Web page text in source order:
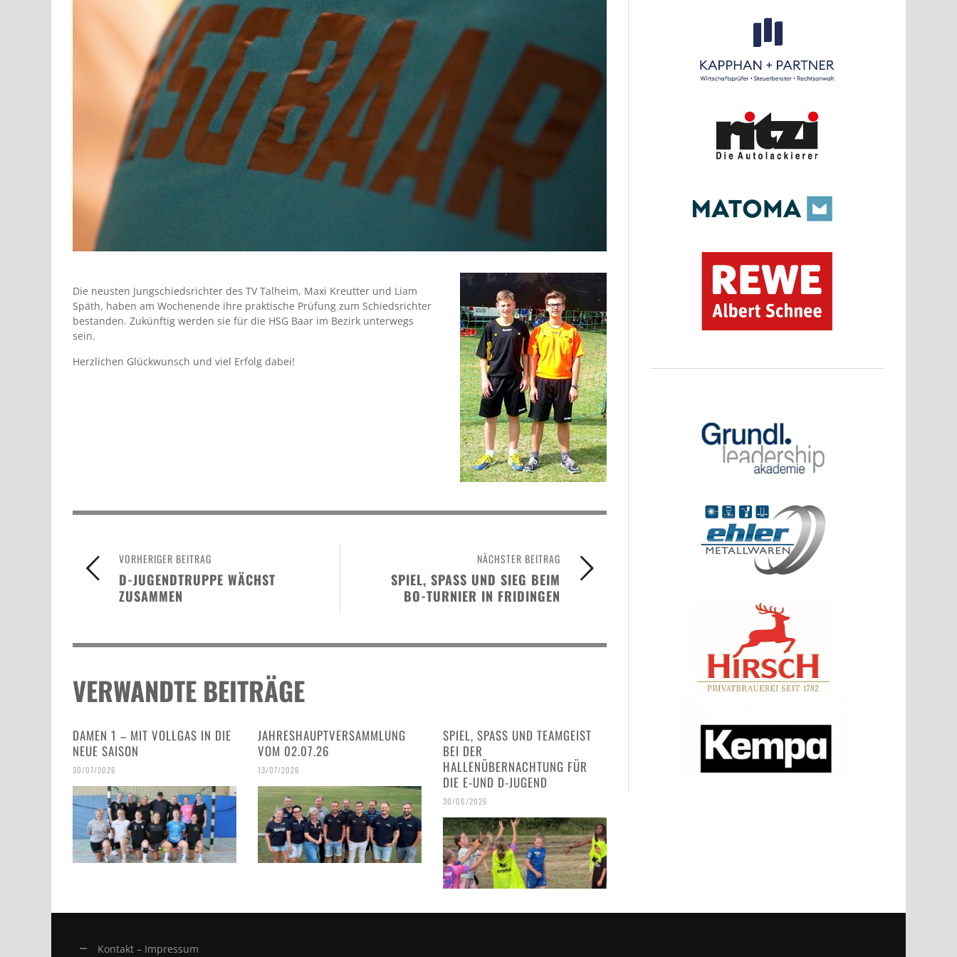
Die neusten Jungschiedsrichter des TV Talheim, Maxi Kreutter und Liam
Späth, haben am Wochenende ihre praktische Prüfung zum Schiedsrichter
bestanden. Zukünftig werden sie für die HSG Baar im Bezirk unterwegs
sein.
Herzlichen Glückwunsch und viel Erfolg dabei!
NÄCHSTER BEITRAG
SPIEL, SPASS UND SIEG BEIM B
O-TURNIER IN FRIDINGEN
VORHERIGER BEITRAG
D-JUGENDTRUPPE WÄCHST
ZUSAMMEN
VERWANDTE BEITRÄGE
DAMEN 1 – MIT VOLLGAS IN DIE
NEUE SAISON
30/07/2026
JAHRESHAUPTVERSAMMLUNG
VOM 02.07.26
13/07/2026
SPIEL, SPASS UND TEAMGEIST B
EI DER H
ALLENÜBERNACHTUNG FÜR D
IE E-UND D-JUGEND
30/06/2026
Kontakt – Impressum